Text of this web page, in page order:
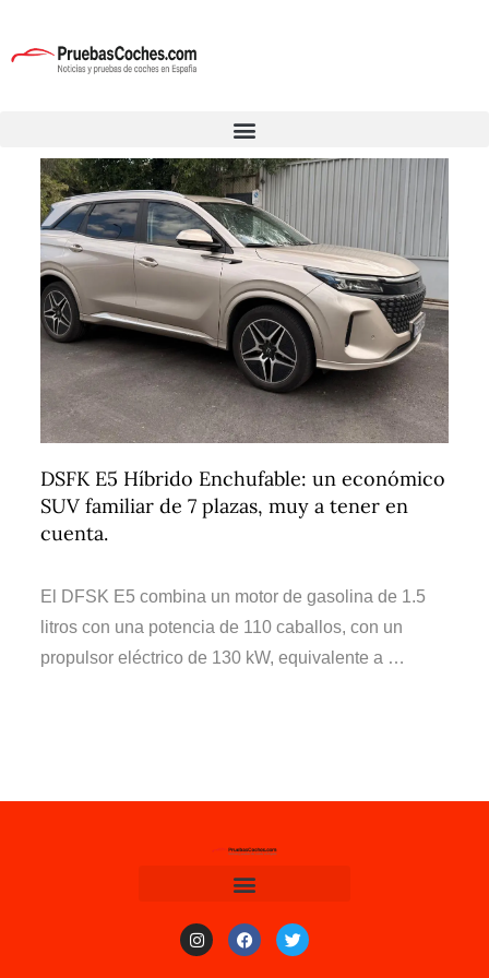
DSFK E5 Híbrido Enchufable: un económico
SUV familiar de 7 plazas, muy a tener en
cuenta.
El DFSK E5 combina un motor de gasolina de 1.5
litros con una potencia de 110 caballos, con un
propulsor eléctrico de 130 kW, equivalente a …